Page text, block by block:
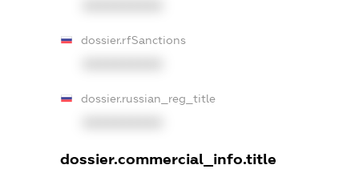
dossier.rfSanctions
dossier.russian_reg_title
dossier.commercial_info.title